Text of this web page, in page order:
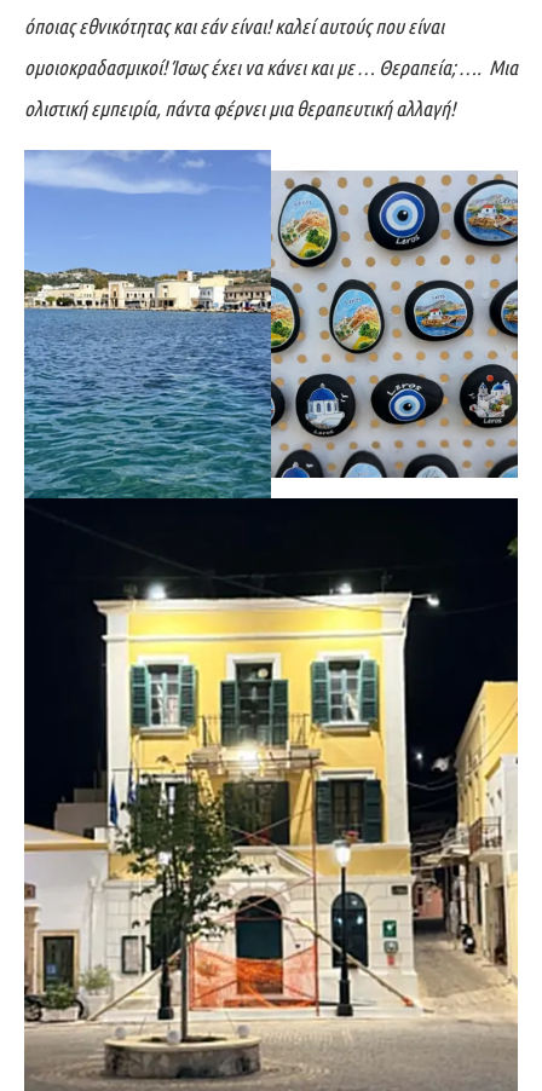
όποιας εθνικότητας και εάν είναι! καλεί αυτούς που είναι
ομοιοκραδασμικοί! Ίσως έχει να κάνει και με … Θεραπεία; …. Μια
ολιστική εμπειρία, πάντα φέρνει μια θεραπευτική αλλαγή!